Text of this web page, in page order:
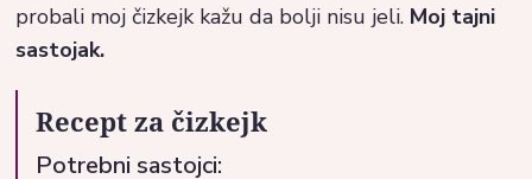
probali moj čizkejk kažu da bolji nisu jeli. Moj tajni
sastojak.
Recept za čizkejk
Potrebni sastojci: